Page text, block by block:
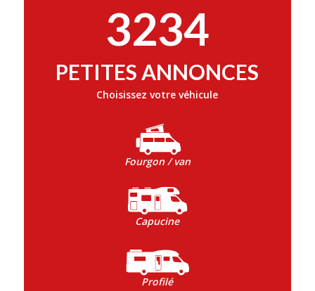
3234
PETITES ANNONCES
Choisissez votre véhicule
Fourgon / van
Capucine
Profilé